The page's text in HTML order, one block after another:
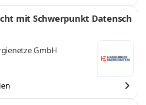
mit Schwerpunkt Datensch
GmbH